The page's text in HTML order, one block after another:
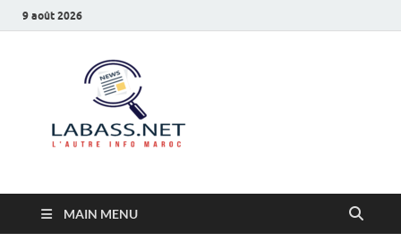
9 août 2026
MAIN MENU